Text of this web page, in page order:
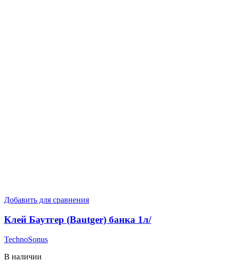
Добавить для сравнения
Клей Баутгер (Bautger) банка 1л/
TechnoSonus
В наличии